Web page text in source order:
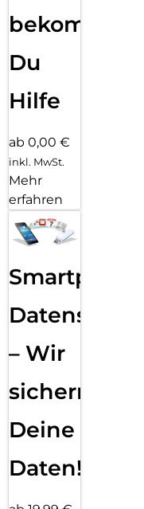
bekommst
Du
Hilfe
ab 0,00 €
inkl. MwSt.
Mehr
erfahren
Smartphone
– Wir
sichern
Deine
Daten!